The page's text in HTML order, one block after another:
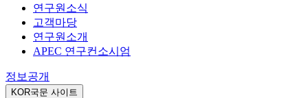
연구원소식
고객마당
연구원소개
APEC 연구컨소시엄
정보공개
KOR국문 사이트